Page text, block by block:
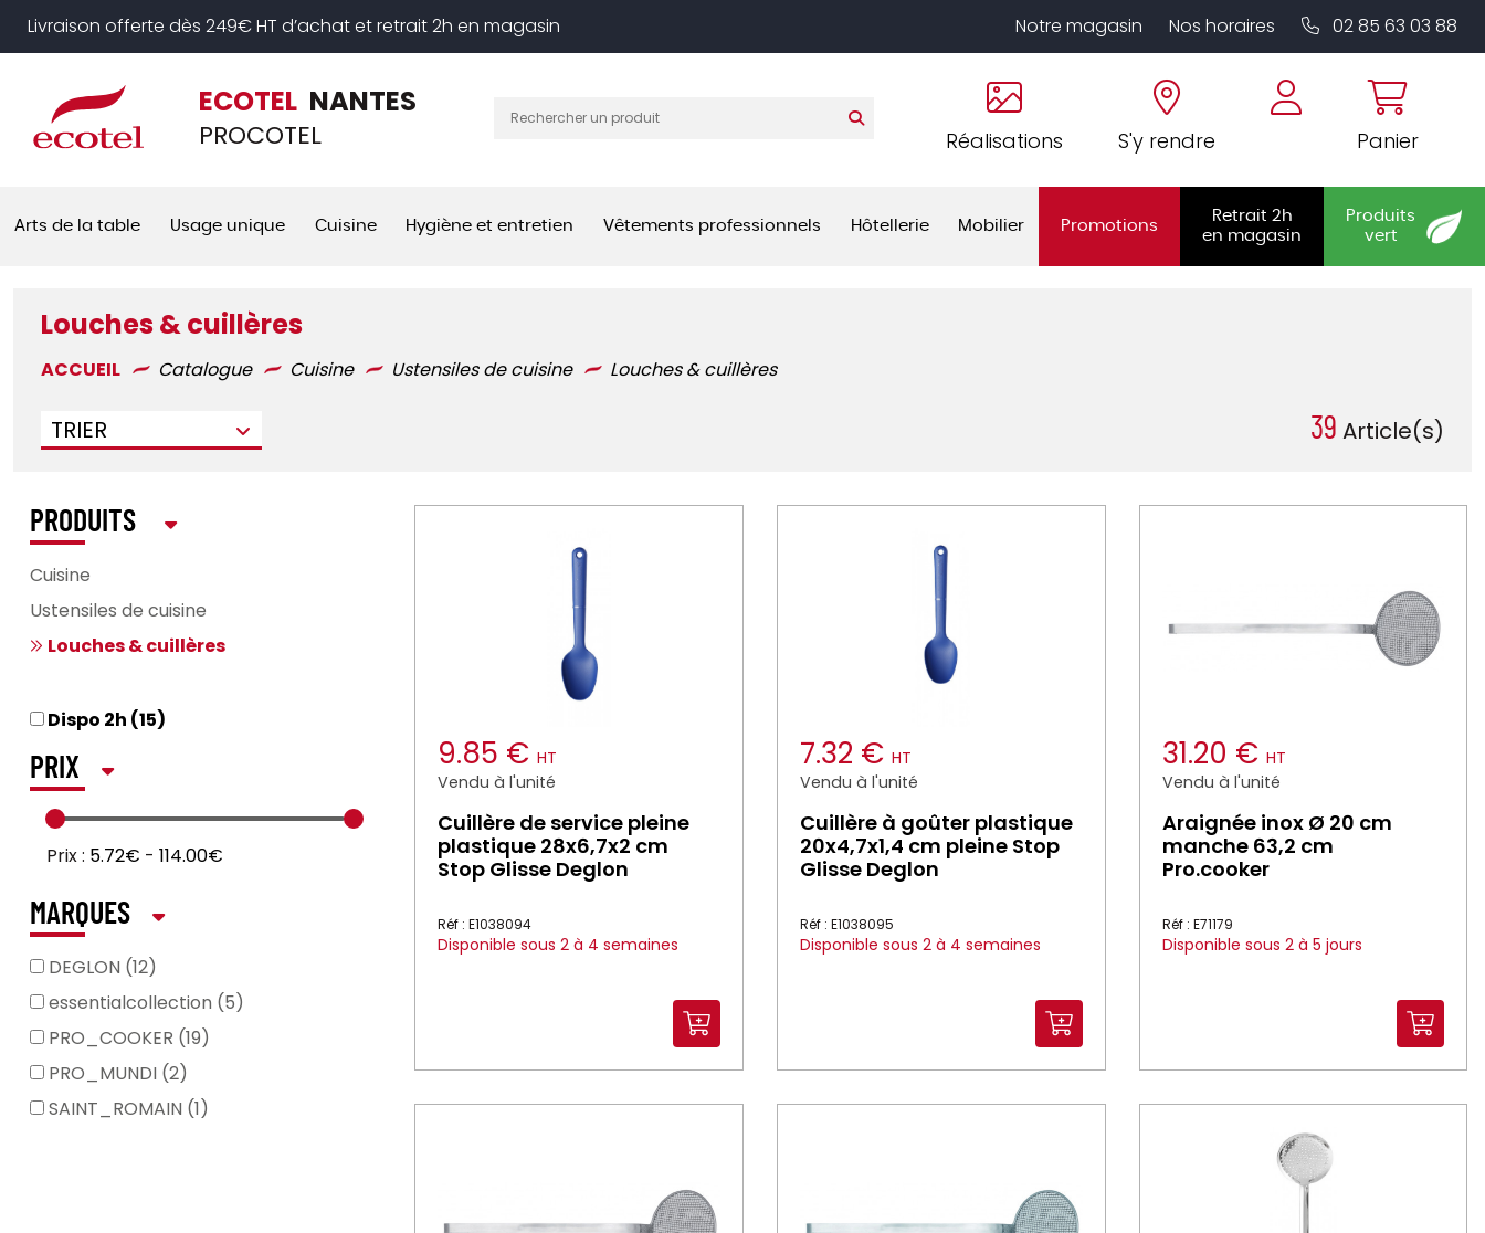
Livraison offerte dès 249€ HT d’achat et retrait 2h en magasin Notre magasin Nos horaires 02 85 63 03 88
ECOTEL NANTES
PROCOTEL Réalisations S'y rendre Panier
Arts de la table Usage unique Cuisine Hygiène et entretien Vêtements professionnels Hôtellerie Mobilier Promotions
Retrait 2h
en magasin
Produits
vert
Louches & cuillères
ACCUEIL Catalogue Cuisine Ustensiles de cuisine Louches & cuillères
TRIER 39 Article(s)
9.85 € HT
Vendu à l'unité
Cuillère de service pleine
plastique 28x6,7x2 cm
Stop Glisse Deglon
Réf : E1038094
Disponible sous 2 à 4 semaines
7.32 € HT
Vendu à l'unité
Cuillère à goûter plastique
20x4,7x1,4 cm pleine Stop
Glisse Deglon
Réf : E1038095
Disponible sous 2 à 4 semaines
31.20 € HT
Vendu à l'unité
Araignée inox Ø 20 cm
manche 63,2 cm
Pro.cooker
Réf : E71179
Disponible sous 2 à 5 jours
PRODUITS
Cuisine
Ustensiles de cuisine
Louches & cuillères
Dispo 2h (15)
PRIX
Prix : 5.72€ - 114.00€
MARQUES
DEGLON (12)
essentialcollection (5)
PRO_COOKER (19)
PRO_MUNDI (2)
SAINT_ROMAIN (1)
Panneau de gestion des cookies